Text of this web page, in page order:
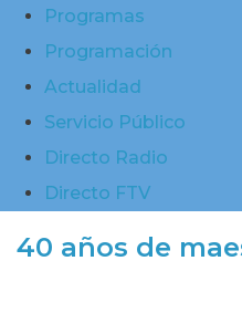
Programas
Programación
Actualidad
Servicio Público
Directo Radio
Directo FTV
40 años de